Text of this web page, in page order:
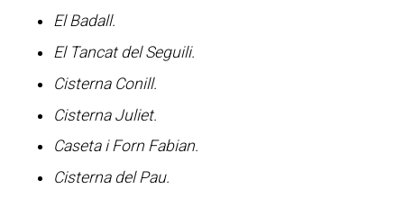
El Badall.
El Tancat del Seguili.
Cisterna Conill.
Cisterna Juliet.
Caseta i Forn Fabian.
Cisterna del Pau.